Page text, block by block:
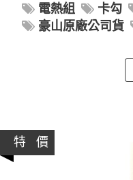
電熱組
卡勾
豪山原廠公司貨
特 價